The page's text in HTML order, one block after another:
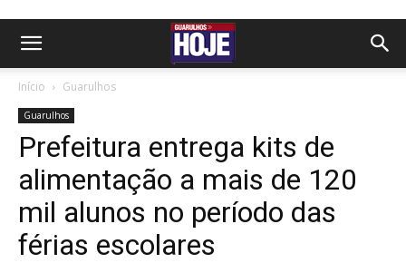
Início Guarulhos
Guarulhos
Prefeitura entrega kits de
alimentação a mais de 120
mil alunos no período das
férias escolares